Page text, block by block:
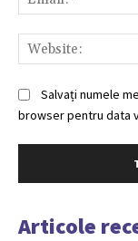
Salvați numele
browser pentru data
Articole